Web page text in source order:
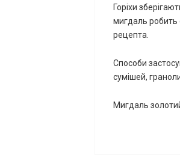
Горіхи
мигдаль робить
рецепта.
Способи
сумішей,
Мигдаль